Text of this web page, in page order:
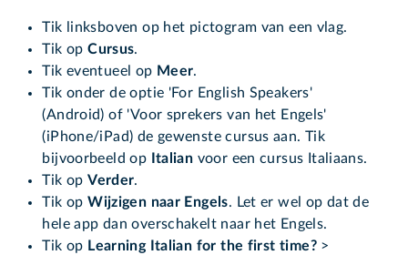
Tik linksboven op het pictogram van een vlag.
Tik opCursus.
Tik eventueel op Meer.
Tik onder de optie 'For English Speakers'
(Android) of 'Voor sprekers van het Engels'
(iPhone/iPad) de gewenste cursus aan. Tik
bijvoorbeeld op
Italian voor een cursus Italiaans.
Tik opVerder.
Tik opWijzigen naar Engels. Let er wel op dat de
hele app dan overschakelt naar het Engels.
Tik op Learning Italian for the first time? >